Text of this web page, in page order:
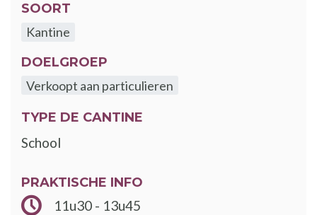
SOORT
Kantine
DOELGROEP
Verkoopt aan particulieren
TYPE DE CANTINE
School
PRAKTISCHE INFO
11u30 - 13u45